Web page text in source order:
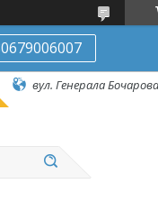
вул. Генерала